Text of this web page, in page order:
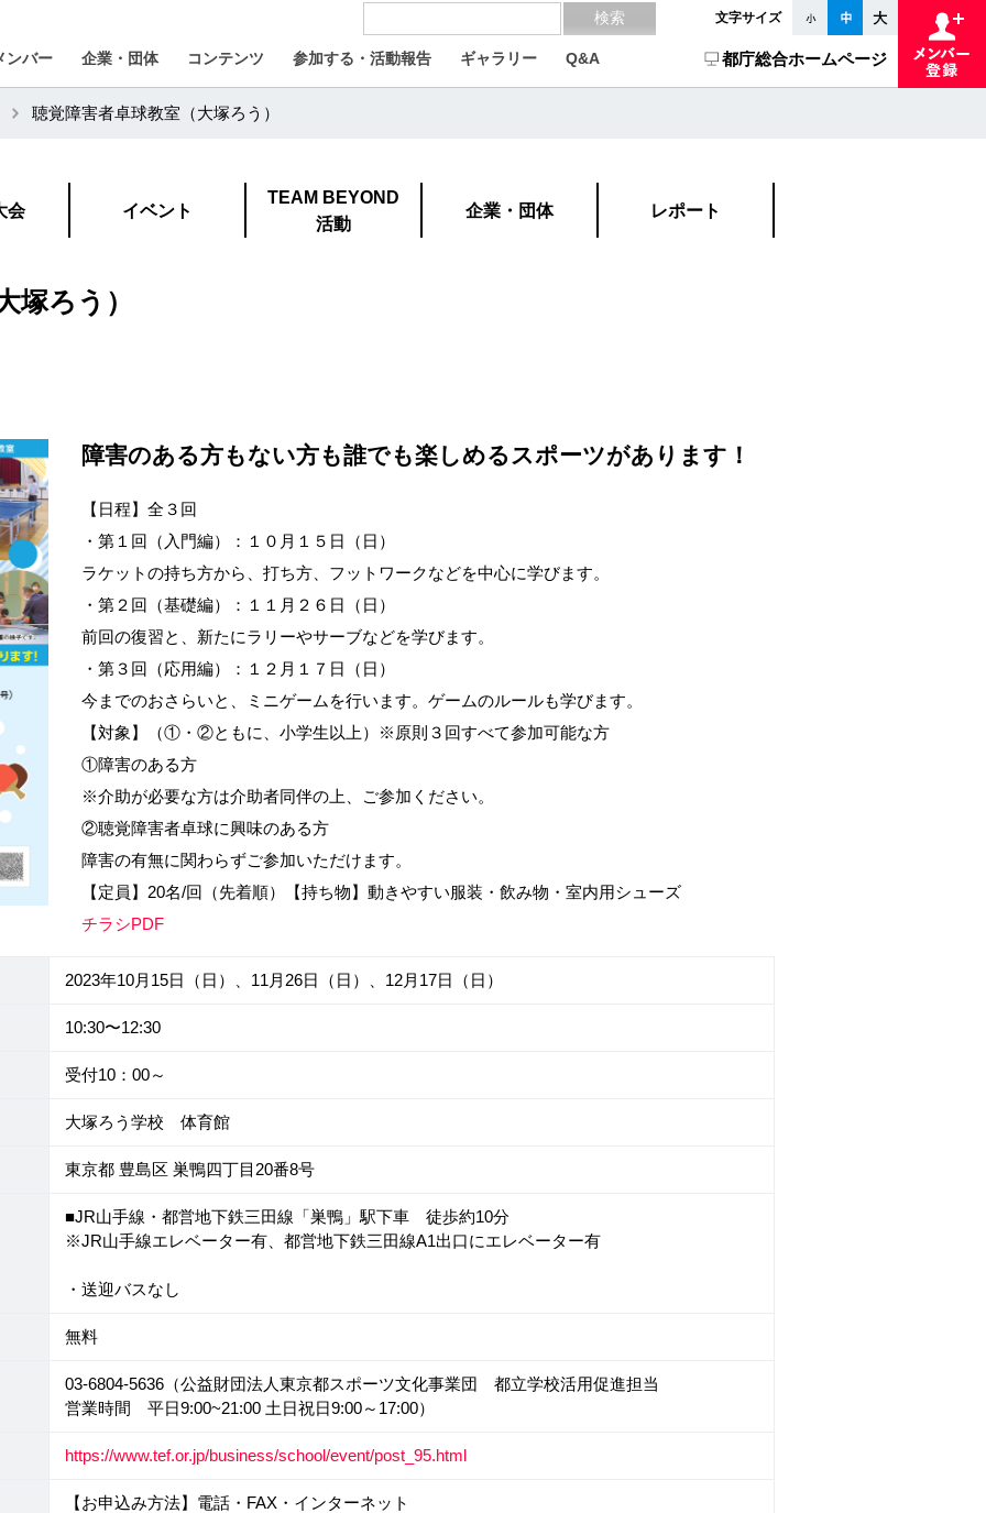
文字サイズ
ンバー 企業・団体 コンテンツ 参加する・活動報告 ギャラリー Q&A 都庁総合ホームページ
聴覚障害者卓球教室（大塚ろう）
会 イベント
TEAM BEYOND
活動
企業・団体 レポート
塚ろう）
障害のある方もない方も誰でも楽しめるスポーツがあります！
【日程】全３回
・第１回（入門編）：１０月１５日（日）
ラケットの持ち方から、打ち方、フットワークなどを中心に学びます。
・第２回（基礎編）：１１月２６日（日）
前回の復習と、新たにラリーやサーブなどを学びます。
・第３回（応用編）：１２月１７日（日）
今までのおさらいと、ミニゲームを行います。ゲームのルールも学びます。
【対象】（①・②ともに、小学生以上）※原則３回すべて参加可能な方
①障害のある方
※介助が必要な方は介助者同伴の上、ご参加ください。
②聴覚障害者卓球に興味のある方
障害の有無に関わらずご参加いただけます。
【定員】20名/回（先着順）【持ち物】動きやすい服装・飲み物・室内用シューズ
チラシPDF
2023年10月15日（日）、11月26日（日）、12月17日（日）
10:30〜12:30
受付10：00～
大塚ろう学校 体育館
東京都 豊島区 巣鴨四丁目20番8号
■JR山手線・都営地下鉄三田線「巣鴨」駅下車 徒歩約10分
※JR山手線エレベーター有、都営地下鉄三田線A1出口にエレベーター有
・送迎バスなし
無料
03-6804-5636（公益財団法人東京都スポーツ文化事業団 都立学校活用促進担当
営業時間 平日9:00~21:00 土日祝日9:00～17:00）
https://www.tef.or.jp/business/school/event/post_95.html
【お申込み方法】電話・FAX・インターネット